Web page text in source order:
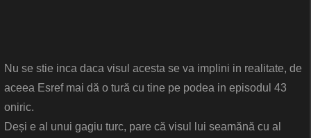
Nu se stie inca daca visul acesta se va implini in realitate, de
aceea Esref mai dă o tură cu tine pe podea in episodul 43
oniric.
Deși e al unui gagiu turc, pare că visul lui seamănă cu al